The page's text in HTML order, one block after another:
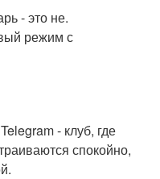
- это не.
режим с
- клуб, где
спокойно,